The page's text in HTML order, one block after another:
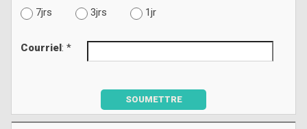
7jrs
3jrs 1jr
Courriel : *
SOUMETTRE